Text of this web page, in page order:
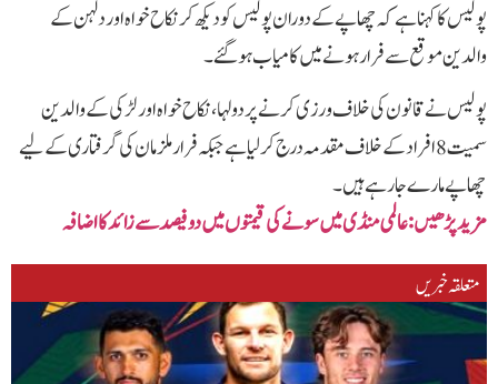
پولیس کا کہنا ہے کہ چھاپے کے دوران پولیس کو دیکھ کر نکاح خواہ اور دلہن کے
والدین موقع سے فرار ہونے میں کامیاب ہو گئے۔
پولیس نے قانون کی خلاف ورزی کرنے پر دولہا، نکاح خواہ اور لڑکی کے والدین
سمیت 8 افراد کے خلاف مقدمہ درج کر لیا ہے جبکہ فرار ملزمان کی گرفتاری کے لیے
چھاپے مارے جا رہے ہیں۔
مزید پڑھیں: عالمی منڈی میں سونے کی قیمتوں میں دو فیصدسے زائد کا اضافہ
متعلقہ خبریں